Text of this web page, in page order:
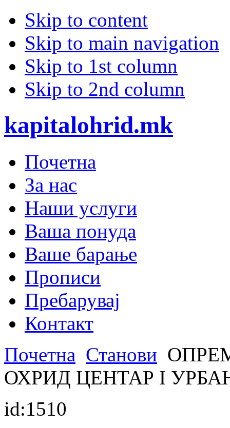
Skip to content
Skip to main navigation
Skip to 1st column
Skip to 2nd column
kapitalohrid.mk
Почетна
За нас
Наши услуги
Ваша понуда
Ваше барање
Прописи
Пребарувај
Контакт
Почетна Станови
ОХРИД ЦЕНТАР I
id:1510